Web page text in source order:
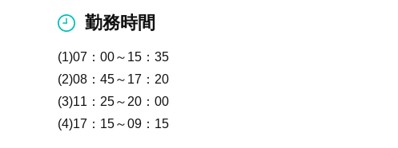
勤務時間
(1)07：00～15：35
(2)08：45～17：20
(3)11：25～20：00
(4)17：15～09：15